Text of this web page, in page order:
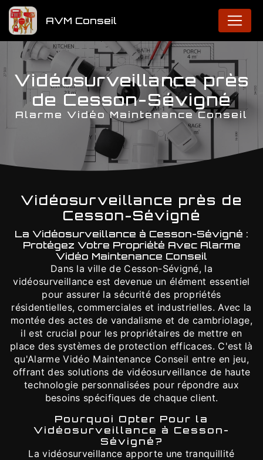
AVM Conseil
Vidéosurveillance près
de Cesson-Sévigné
Alarme Vidéo Maintenance Conseil
Vidéosurveillance près de
Cesson-Sévigné
La Vidéosurveillance à Cesson-Sévigné :
Protégez Votre Propriété Avec Alarme
Vidéo Maintenance Conseil
Dans la ville de Cesson-Sévigné, la
vidéosurveillance est devenue un élément essentiel
pour assurer la sécurité des propriétés
résidentielles, commerciales et industrielles. Avec la
montée des actes de vandalisme et de cambriolage,
il est crucial pour les propriétaires de mettre en
place des systèmes de protection efficaces. C'est là
qu'Alarme Vidéo Maintenance Conseil entre en jeu,
offrant des solutions de vidéosurveillance de haute
technologie personnalisées pour répondre aux
besoins spécifiques de chaque client.
Pourquoi Opter Pour la
Vidéosurveillance à Cesson-
Sévigné?
La vidéosurveillance apporte une tranquillité
Panneau de gestion des cookies